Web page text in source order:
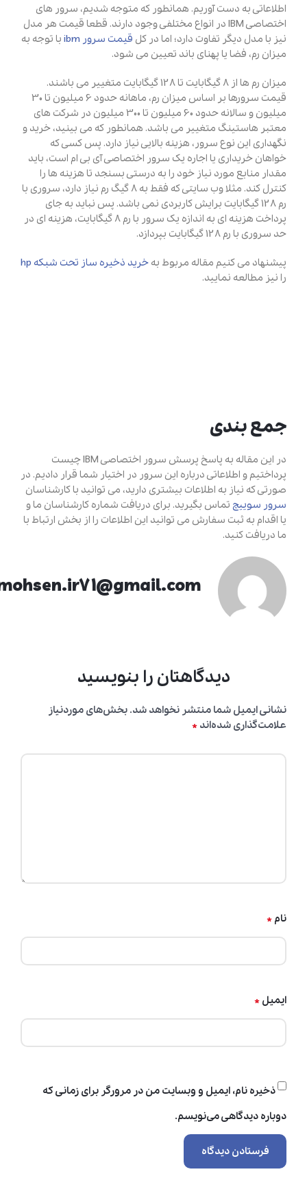
اطلاعاتی به دست آوریم. همانطور که متوجه شدیم، سرور های
اختصاصی IBM در انواع مختلفی وجود دارند. قطعا قیمت هر مدل
نیز با مدل دیگر تفاوت دارد؛ اما در کل قیمت سرور ibm
با توجه به
میزان رم، فضا یا پهنای باند تعیین می شود.
میزان رم ها از 8 گیگابایت تا 128 گیگابایت متغییر می باشند.
قیمت سرورها بر اساس میزان رم، ماهانه حدود 6 میلیون تا 30
میلیون و سالانه حدود 60 میلیون تا 300 میلیون در شرکت های
معتبر هاستینگ متغییر می باشد. همانطور که می بینید، خرید و
نگهداری این نوع سرور، هزینه بالایی نیاز دارد. پس کسی که
خواهان خریداری یا اجاره یک سرور اختصاصی آی بی ام است، باید
مقدار منابع مورد نیاز خود را به درستی بسنجد تا هزینه ها را
کنترل کند. مثلا وب سایتی که فقط به 8 گیگ رم نیاز دارد، سروری با
رم 128 گیگابایت برایش کاربردی نمی باشد. پس نباید به جای
پرداخت هزینه ای به اندازه یک سرور با رم 8 گیگابایت، هزینه ای در
حد سروری با رم 128 گیگابایت بپردازد.
پیشنهاد می کنیم مقاله مربوط به خرید ذخیره ساز تحت شبکه hp
را نیز مطالعه نمایید.
جمع بندی
در این مقاله به پاسخ پرسش سرور اختصاصی IBM چیست
پرداختیم و اطلاعاتی درباره این سرور در اختیار شما قرار دادیم. در
صورتی که نیاز به اطلاعات بیشتری دارید، می توانید با کارشناسان
سرور سوییچ تماس بگیرید. برای دریافت شماره کارشناسان ما و
یا اقدام به ثبت سفارش می توانید این اطلاعات را از بخش ارتباط با
ما دریافت کنید.
دیدگاهتان را بنویسید
نشانی ایمیل شما منتشر نخواهد شد. بخش‌های موردنیاز
علامت‌گذاری شده‌اند *
نام *
ایمیل *
ذخیره نام، ایمیل و وبسایت من در مرورگر برای زمانی که
دوباره دیدگاهی می‌نویسم.